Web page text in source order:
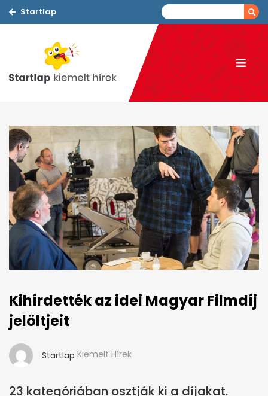
Startlap
Kihírdették az idei Magyar Filmdíj
jelöltjeit
Startlap Kiemelt Hírek
23 kategóriában osztják ki a díjakat.